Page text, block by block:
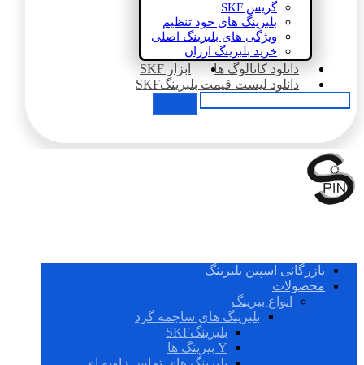
گریس SKF
بلبرینگ های خود تنظیم
ویژگی های بلبرینگ اصلی
خرید بلبرینگ ارزان
دانلود کاتالوگ ها
ابزار SKF
دانلود لیست قیمت بلبرینگSKF
بازرگانی اسپین بلبرینگ
محصولات
انواع بیرینگ
بلبرینگ های ساچمه گرد
بلبرینگSKF
Y بیرینگ ها